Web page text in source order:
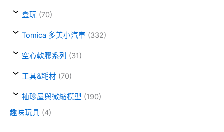
盒玩 (70)
Tomica 多美小汽車 (332)
空心軟膠系列 (31)
工具&耗材 (70)
袖珍屋與微縮模型 (190)
趣味玩具 (4)